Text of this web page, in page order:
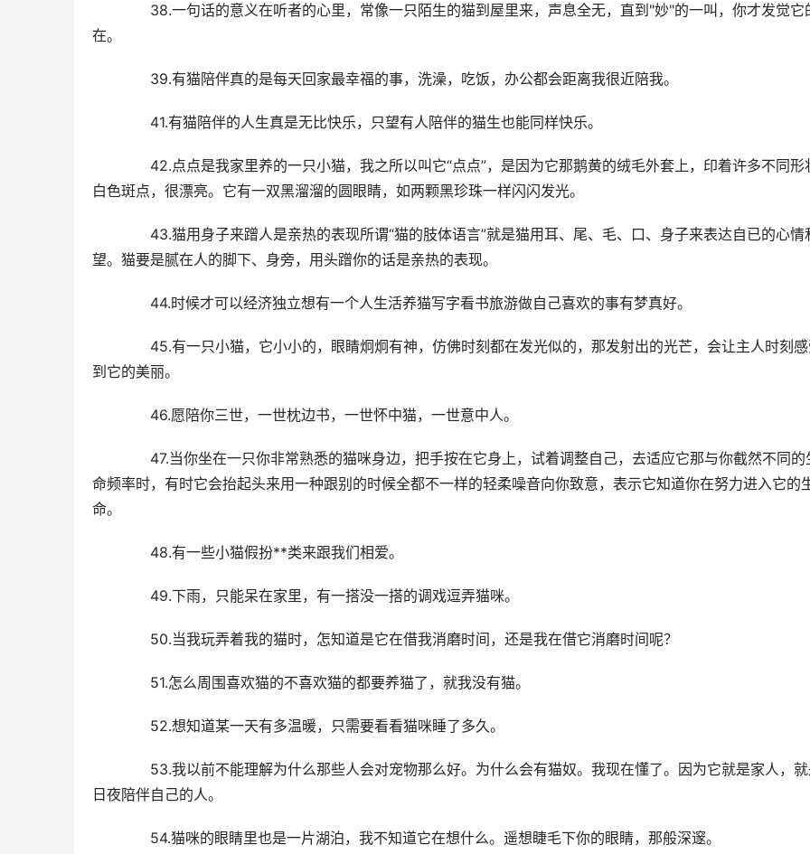
38.一句话的意义在听者的心里，常像一只陌生的猫到屋里来，声息全无，直到"妙"的一叫，你才发觉它
在。
39.有猫陪伴真的是每天回家最幸福的事，洗澡，吃饭，办公都会距离我很近陪我。
41.有猫陪伴的人生真是无比快乐，只望有人陪伴的猫生也能同样快乐。
42.点点是我家里养的一只小猫，我之所以叫它“点点”，是因为它那鹅黄的绒毛外套上，印着许多不同形
白色斑点，很漂亮。它有一双黑溜溜的圆眼睛，如两颗黑珍珠一样闪闪发光。
43.猫用身子来蹭人是亲热的表现所谓“猫的肢体语言”就是猫用耳、尾、毛、口、身子来表达自已的心情
望。猫要是腻在人的脚下、身旁，用头蹭你的话是亲热的表现。
44.时候才可以经济独立想有一个人生活养猫写字看书旅游做自己喜欢的事有梦真好。
45.有一只小猫，它小小的，眼睛炯炯有神，仿佛时刻都在发光似的，那发射出的光芒，会让主人时刻
到它的美丽。
46.愿陪你三世，一世枕边书，一世怀中猫，一世意中人。
47.当你坐在一只你非常熟悉的猫咪身边，把手按在它身上，试着调整自己，去适应它那与你截然不同的
命频率时，有时它会抬起头来用一种跟别的时候全都不一样的轻柔噪音向你致意，表示它知道你在努力进入它的
命。
48.有一些小猫假扮**类来跟我们相爱。
49.下雨，只能呆在家里，有一搭没一搭的调戏逗弄猫咪。
50.当我玩弄着我的猫时，怎知道是它在借我消磨时间，还是我在借它消磨时间呢？
51.怎么周围喜欢猫的不喜欢猫的都要养猫了，就我没有猫。
52.想知道某一天有多温暖，只需要看看猫咪睡了多久。
53.我以前不能理解为什么那些人会对宠物那么好。为什么会有猫奴。我现在懂了。因为它就是家人，
日夜陪伴自己的人。
54.猫咪的眼睛里也是一片湖泊，我不知道它在想什么。遥想睫毛下你的眼睛，那般深邃。